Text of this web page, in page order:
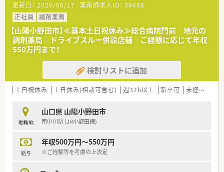
＜研修制度＞
■現場の先輩薬剤師より指導を受けて頂きます。
＜法人特徴＞
■総病床数313床（一般）の救急告示、機能評価機構認定病院で
す。
■ＮＳＴ・ＩＣＴ、がん薬物療法への参画チームもあり、チーム
医療に携わることができます。
■学会への出張費、研究等で使用できる一般研究費あります。
■病院の幅広い業務に携わりたい方
■様々な処方に触れて学びたい方
■新卒・病院未経験の方
更新日： 2026/06/17 薬剤師求人ID： 39488
正社員
調剤薬局
【山陽小野田市】≪基本土日祝休み≫総合病院門前 地元の
調剤薬局 ドライブスルー併設店舗 ご経験に応じて年収
550万円まで！
検討リストに追加
土日祝休み 土日休み(相談可含む) 週32h以上 新卒可 未経験可
勤務地
山口県 山陽小野田市
南中川駅 (JR小野田線)
給与
年収500万円～550万円
※ご経験等を考慮の上決定